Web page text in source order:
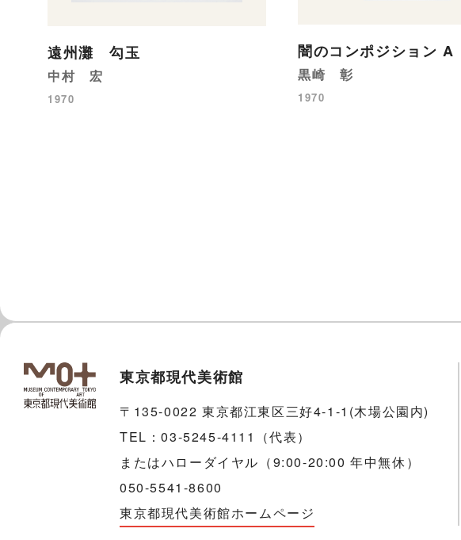
遠州灘 勾玉
中村 宏
1970
闇のコンポジション A
黒崎 彰
1970
東京都現代美術館
〒135-0022 東京都江東区三好4-1-1(木場公園内)
TEL：03-5245-4111（代表）
またはハローダイヤル（9:00-20:00 年中無休）
050-5541-8600
東京都現代美術館ホームページ